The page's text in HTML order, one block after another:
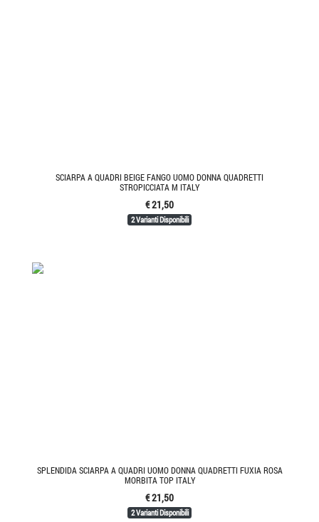
SCIARPA A QUADRI BEIGE FANGO UOMO DONNA QUADRETTI
STROPICCIATA M ITALY
€ 21,50
2 Varianti Disponibili
SPLENDIDA SCIARPA A QUADRI UOMO DONNA QUADRETTI FUXIA ROSA
MORBITA TOP ITALY
€ 21,50
2 Varianti Disponibili